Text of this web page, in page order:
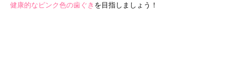
健康的なピンク色の歯ぐき を目指しましょう！